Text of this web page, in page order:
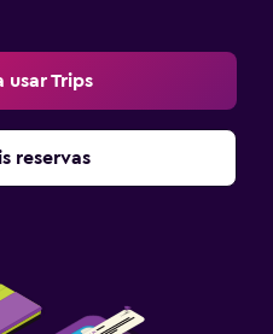
usar Trips
reservas